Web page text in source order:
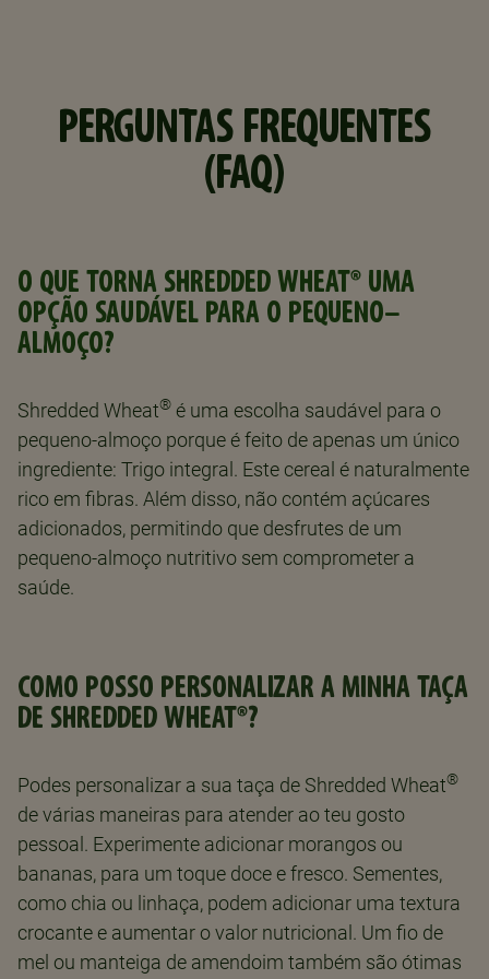
PERGUNTAS FREQUENTES
(FAQ)
O QUE TORNA SHREDDED WHEAT® UMA
OPÇÃO SAUDÁVEL PARA O PEQUENO-
ALMOÇO?
Shredded Wheat® é uma escolha saudável para o
pequeno-almoço porque é feito de apenas um único
ingrediente: Trigo integral. Este cereal é naturalmente
rico em fibras. Além disso, não contém açúcares
adicionados, permitindo que desfrutes de um
pequeno-almoço nutritivo sem comprometer a
saúde.
COMO POSSO PERSONALIZAR A MINHA TAÇA
DE SHREDDED WHEAT®?
Podes personalizar a sua taça de Shredded Wheat®
de várias maneiras para atender ao teu gosto
pessoal. Experimente adicionar morangos ou
bananas, para um toque doce e fresco. Sementes,
como chia ou linhaça, podem adicionar uma textura
crocante e aumentar o valor nutricional. Um fio de
mel ou manteiga de amendoim também são ótimas